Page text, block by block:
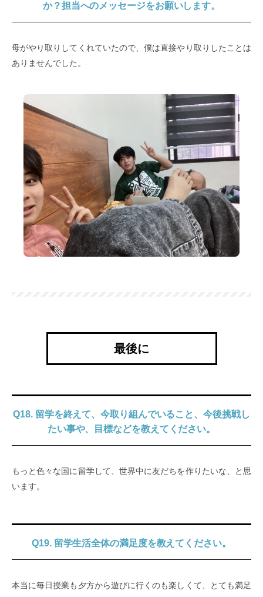
か？担当へのメッセージをお願いします。
母がやり取りしてくれていたので、僕は直接やり取りしたことは
ありませんでした。
最後に
Q18. 留学を終えて、今取り組んでいること、今後挑戦し
たい事や、目標などを教えてください。
もっと色々な国に留学して、世界中に友だちを作りたいな、と思
います。
Q19. 留学生活全体の満足度を教えてください。
本当に毎日授業も夕方から遊びに行くのも楽しくて、とても満足